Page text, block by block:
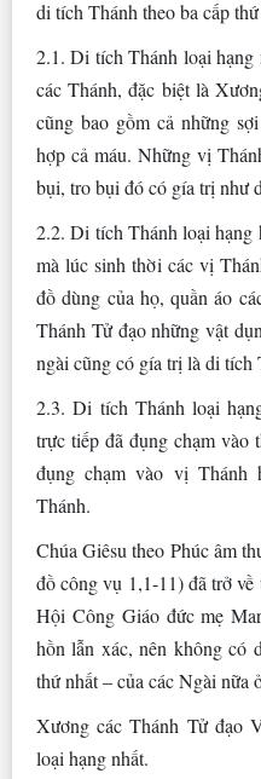
di tích Thánh theo ba cấp
2.1. Di tích Thánh loại hạng
các Thánh, đặc biệt là
cũng bao gồm cả những
hợp cả máu. Những vị
bụi, tro bụi đó có gía trị như
2.2. Di tích Thánh loại hạng
mà lúc sinh thời các vị
đồ dùng của họ, quần áo
Thánh Tử đạo những vật
ngài cũng có gía trị là di tích
2.3. Di tích Thánh loại
trực tiếp đã đụng chạm vào
đụng chạm vào vị Thánh
Thánh.
Chúa Giêsu theo Phúc âm
đồ công vụ 1,1-11) đã trở
Hội Công Giáo đức mẹ
hồn lẫn xác, nên không có
thứ nhất – của các Ngài nữa
Xương các Thánh Tử đạo
loại hạng nhất.